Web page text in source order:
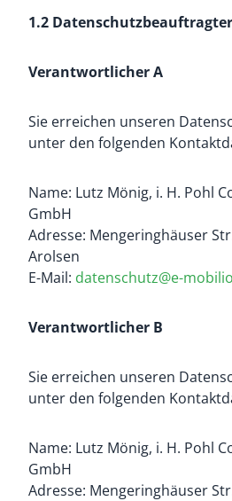
1.2 Datenschutzbeauftragter​​​​​​
Verantwortlicher A
Sie erreichen unseren
unter den folgenden
Name: Lutz Mönig, i. H. Pohl
GmbH
Adresse: Mengeringhäuser
Arolsen
E-Mail: datenschutz@e-
Verantwortlicher B
Sie erreichen unseren
unter den folgenden
Name: Lutz Mönig, i. H. Pohl
GmbH
Adresse: Mengeringhäuser